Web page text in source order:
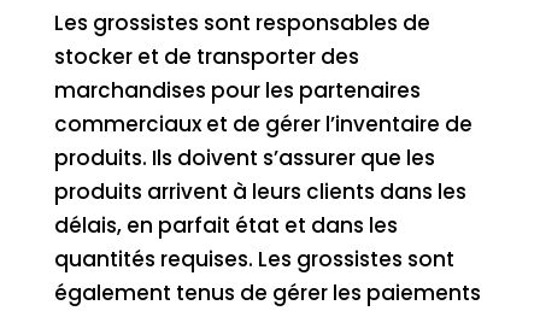
Les grossistes sont responsables de
stocker et de transporter des
marchandises pour les partenaires
commerciaux et de gérer l’inventaire de
produits. Ils doivent s’assurer que les
produits arrivent à leurs clients dans les
délais, en parfait état et dans les
quantités requises. Les grossistes sont
également tenus de gérer les paiements